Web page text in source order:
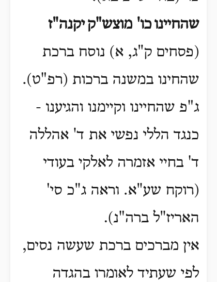
שהחיינוכו' מוצש"קיקנה"ז
(פסחים ק"ג, א) נוסח ברכת
שהחינו במשנה ברכות (רפ"ט).
ג"פ שהחיינו וקיימנו והגיענו -
כנגד הללי נפשי את ד' אהללה
ד' בחיי אזמרה לאלקי בעודי
(רוקח שע"א. וראה ג"כ סי'
האריז"ל ברה"נ).
אין מברכים ברכת שעשה נסים,
לפי שעתיד לאומרו בהגדה